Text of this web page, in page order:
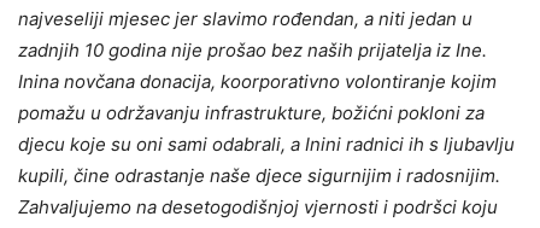
najveseliji mjesec jer slavimo rođendan, a niti jedan u
zadnjih 10 godina nije prošao bez naših prijatelja iz Ine.
Inina novčana donacija, koorporativno volontiranje kojim
pomažu u održavanju infrastrukture, božićni pokloni za
djecu koje su oni sami odabrali, a Inini radnici ih s ljubavlju
kupili, čine odrastanje naše djece sigurnijim i radosnijim.
Zahvaljujemo na desetogodišnjoj vjernosti i podršci koju